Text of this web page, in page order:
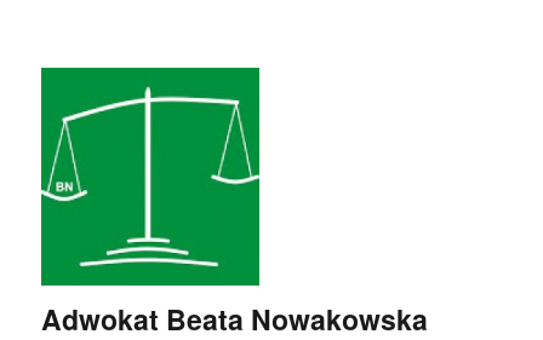
Adwokat Beata Nowakowska